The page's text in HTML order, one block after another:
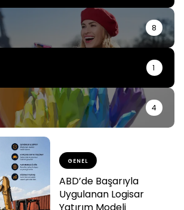
8
1
4
GENEL
ABD’de Başarıyla
Uygulanan Logisar
Yatırım Modeli